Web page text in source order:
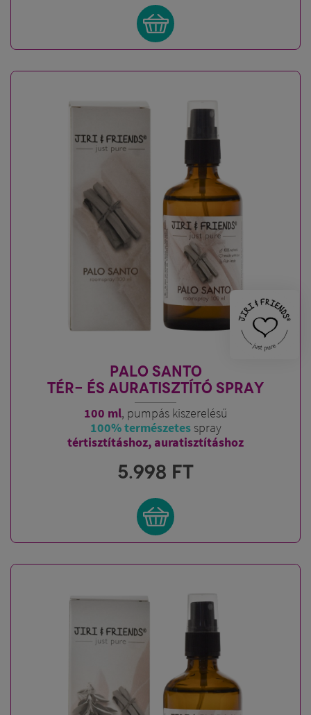
PALO SANTO
TÉR- ÉS AURATISZTÍTÓ SPRAY
100 ml, pumpás kiszerelésű
100% természetesspray
tértisztításhoz, auratisztításhoz
5.998 FT